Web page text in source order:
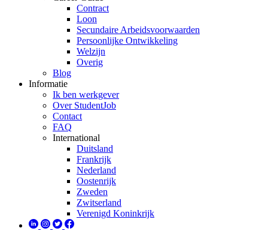
Contract
Loon
Secundaire Arbeidsvoorwaarden
Persoonlijke Ontwikkeling
Welzijn
Overig
Blog
Informatie
Ik ben werkgever
Over StudentJob
Contact
FAQ
International
Duitsland
Frankrijk
Nederland
Oostenrijk
Zweden
Zwitserland
Verenigd Koninkrijk